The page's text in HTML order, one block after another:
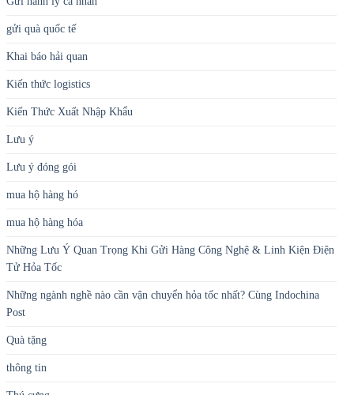
gửi quà quốc tế
Khai báo hải quan
Kiến thức logistics
Kiến Thức Xuất Nhập Khẩu
Lưu ý
Lưu ý đóng gói
mua hộ hàng hó
mua hộ hàng hóa
Những Lưu Ý Quan Trọng Khi Gửi Hàng Công Nghệ & Linh Kiện Điện
Tử Hỏa Tốc
Những ngành nghề nào cần vận chuyển hỏa tốc nhất? Cùng Indochina
Post
Quà tặng
thông tin